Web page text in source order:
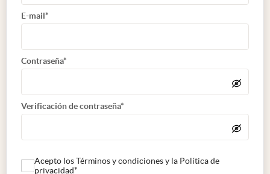
E-mail*
Contraseña*
Verificación de contraseña*
Acepto los Términos y condiciones y la Política de
privacidad*